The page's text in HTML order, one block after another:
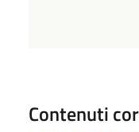
Contenuti